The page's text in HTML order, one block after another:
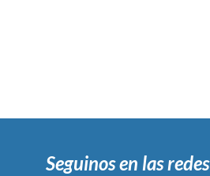
Seguinos en las redes